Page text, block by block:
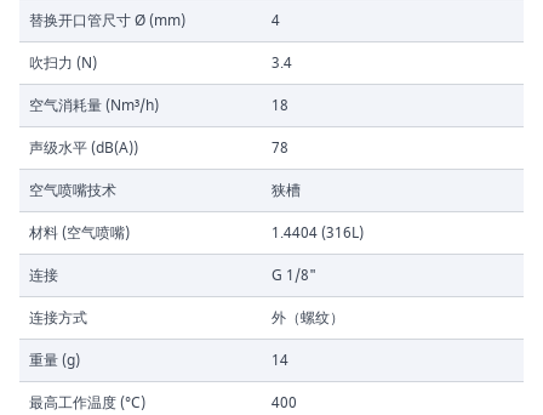
替换开口管尺寸 Ø (mm)
4
吹扫力 (N)
3.4
空气消耗量 (Nm³/h)
18
声级水平 (dB(A))
78
空气喷嘴技术
狭槽
材料 (空气喷嘴)
1.4404 (316L)
连接
G 1/8"
连接方式
外（螺纹）
重量 (g)
14
最高工作温度 (°C)
400